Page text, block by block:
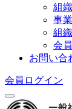
組
事
組
会
お問い合
会員ログイン
toggle navigation